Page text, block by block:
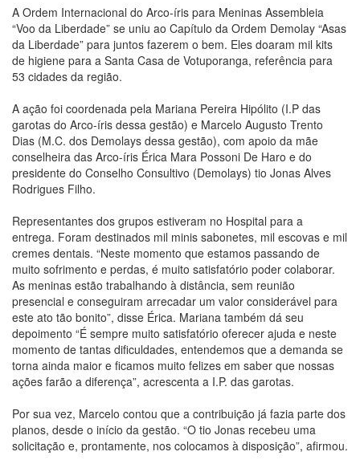
A Ordem Internacional do Arco-íris para Meninas Assembleia
“Voo da Liberdade” se uniu ao Capítulo da Ordem Demolay “Asas
da Liberdade” para juntos fazerem o bem. Eles doaram mil kits
de higiene para a Santa Casa de Votuporanga, referência para
53 cidades da região.
A ação foi coordenada pela Mariana Pereira Hipólito (I.P das
garotas do Arco-íris dessa gestão) e Marcelo Augusto Trento
Dias (M.C. dos Demolays dessa gestão), com apoio da mãe
conselheira das Arco-íris Érica Mara Possoni De Haro e do
presidente do Conselho Consultivo (Demolays) tio Jonas Alves
Rodrigues Filho.
Representantes dos grupos estiveram no Hospital para a
entrega. Foram destinados mil minis sabonetes, mil escovas e mil
cremes dentais. “Neste momento que estamos passando de
muito sofrimento e perdas, é muito satisfatório poder colaborar.
As meninas estão trabalhando à distância, sem reunião
presencial e conseguiram arrecadar um valor considerável para
este ato tão bonito”, disse Érica. Mariana também dá seu
depoimento “É sempre muito satisfatório oferecer ajuda e neste
momento de tantas dificuldades, entendemos que a demanda se
torna ainda maior e ficamos muito felizes em saber que nossas
ações farão a diferença”, acrescenta a I.P. das garotas.
Por sua vez, Marcelo contou que a contribuição já fazia parte dos
planos, desde o início da gestão. “O tio Jonas recebeu uma
solicitação e, prontamente, nos colocamos à disposição”, afirmou.